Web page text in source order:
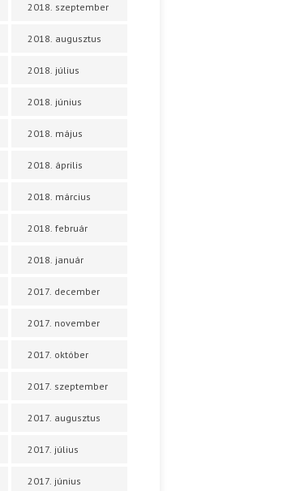
2018. szeptember
2018. augusztus
2018. július
2018. június
2018. május
2018. április
2018. március
2018. február
2018. január
2017. december
2017. november
2017. október
2017. szeptember
2017. augusztus
2017. július
2017. június